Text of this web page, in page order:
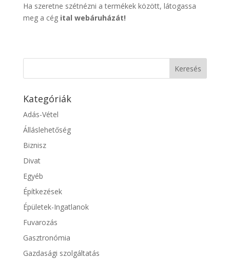
Ha szeretne szétnézni a termékek között, látogassa
meg a cég ital webáruházát!
Kategóriák
Adás-Vétel
Álláslehetőség
Biznisz
Divat
Egyéb
Építkezések
Épületek-Ingatlanok
Fuvarozás
Gasztronómia
Gazdasági szolgáltatás